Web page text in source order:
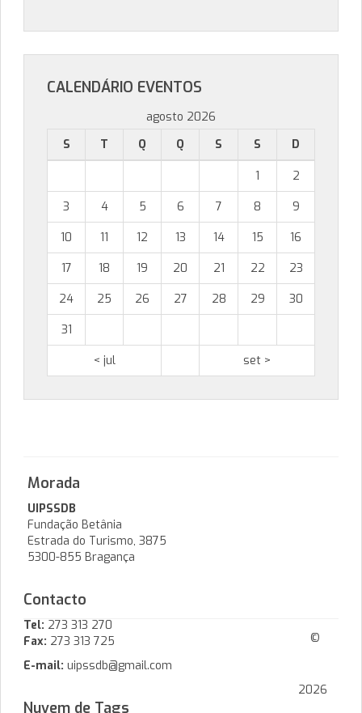
CALENDÁRIO EVENTOS
agosto 2026
S
T Q Q S S D
1
2
3
4 5 6 7 8
9
10
11 12 13 14 15
16
17
18 19 20 21 22
23
24
25 26 27 28 29
30
31
< jul
set >
Morada
UIPSSDB
Fundação Betânia
Estrada do Turismo, 3875
5300-855 Bragança
Contacto
Tel: 273 313 270
Fax: 273 313 725
E-mail: uipssdb@gmail.com
Nuvem de Tags
©
2026